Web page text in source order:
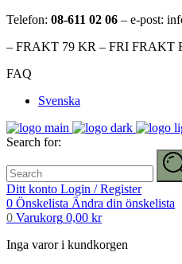
Telefon: 08-611 02 06 – e-post:
– FRAKT 79 KR – FRI FRAKT
FAQ
Svenska
Search for:
Ditt konto Login / Register
0 Önskelista Ändra din önskelista
0 Varukorg 0,00 kr
Inga varor i kundkorgen